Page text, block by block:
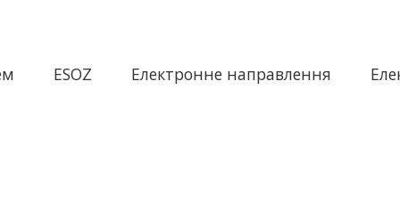
ESOZ Електронне направлення